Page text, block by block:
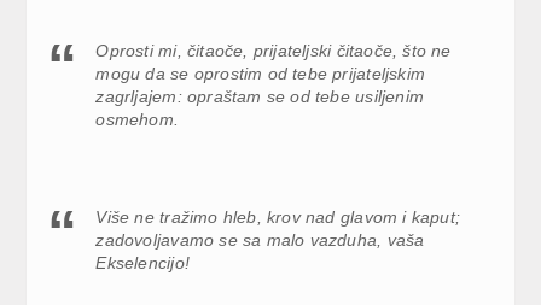
Oprosti mi, čitaoče, prijateljski čitaoče, što ne
mogu da se oprostim od tebe prijateljskim
zagrljajem: opraštam se od tebe usiljenim
osmehom.
Više ne tražimo hleb, krov nad glavom i kaput;
zadovoljavamo se sa malo vazduha, vaša
Ekselencijo!